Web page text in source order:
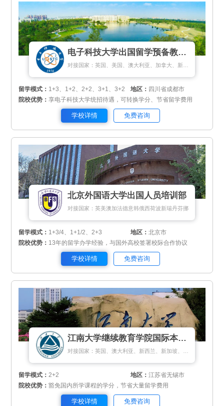
电子科技大学出国留学预备教育中心
留学模式： 1+3、1+2、2+2、3+1、3+2 地区： 四川省成都市
院校优势：享电子科技大学统招待遇，可转换学分、节省留学费用
学校详情 免费咨询
北京外国语大学出国人员培训部
对接国家：英美澳加法德意韩俄西荷波新瑞丹芬挪
留学模式： 1+3/4、1+1/2、2+3 地区：北京市
院校优势： 13年的留学办学经验，与国外高校签署校际合作协议
学校详情 免费咨询
江南大学继续教育学院国际本科项目
对接国家：英国、澳大利亚、新西兰、新加坡、马来西亚
留学模式：2+2 地区：江苏省无锡市
院校优势：豁免国内所学课程的学分，节省大量留学费用
学校详情 免费咨询